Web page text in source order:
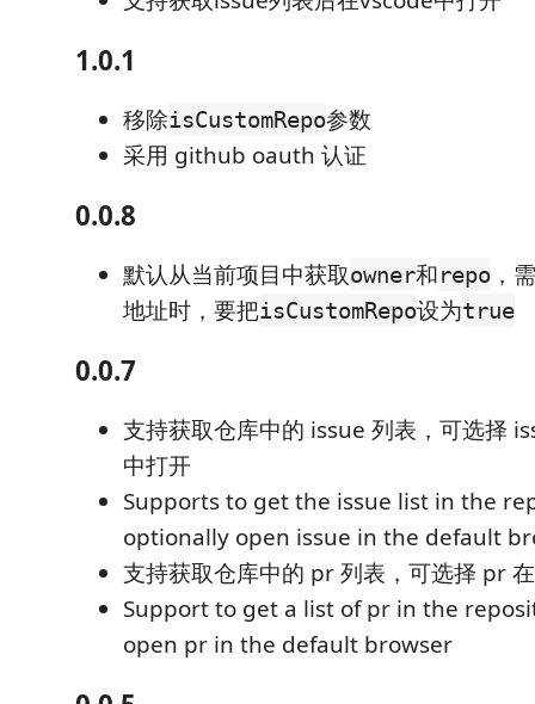
1.0.1
移除isCustomRepo参数
采用 github oauth 认证
0.0.8
默认从当前项目中获取owner和repo ，
地址时，要把isCustomRepo设为true
0.0.7
支持获取仓库中的 issue 列表，可选择
中打开
Supports to get the issue list in the
optionally open issue in the default
支持获取仓库中的 pr 列表，可选择 pr
Support to get a list of pr in the
open pr in the default browser